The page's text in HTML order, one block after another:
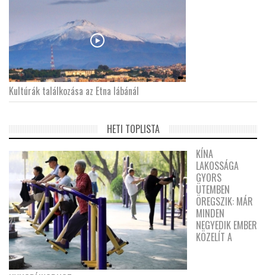
Kultúrák találkozása az Etna lábánál
HETI TOPLISTA
KÍNA
LAKOSSÁGA
GYORS
ÜTEMBEN
ÖREGSZIK: MÁR
MINDEN
NEGYEDIK EMBER
KÖZELÍT A